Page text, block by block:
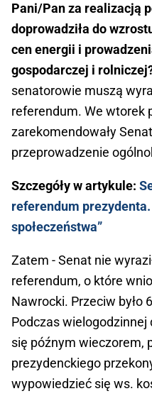
Pani/Pan za realizacją
doprowadziła do
cen energii i
gospodarczej i
senatorowie muszą
referendum. We wtorek
zarekomendowały
przeprowadzenie
Szczegóły w artykule:
referendum
społeczeństwa”
Zatem - Senat nie
referendum, o które
Nawrocki. Przeciw było
Podczas wielogodzinnej
się późnym wieczorem,
prezydenckiego
wypowiedzieć się ws.